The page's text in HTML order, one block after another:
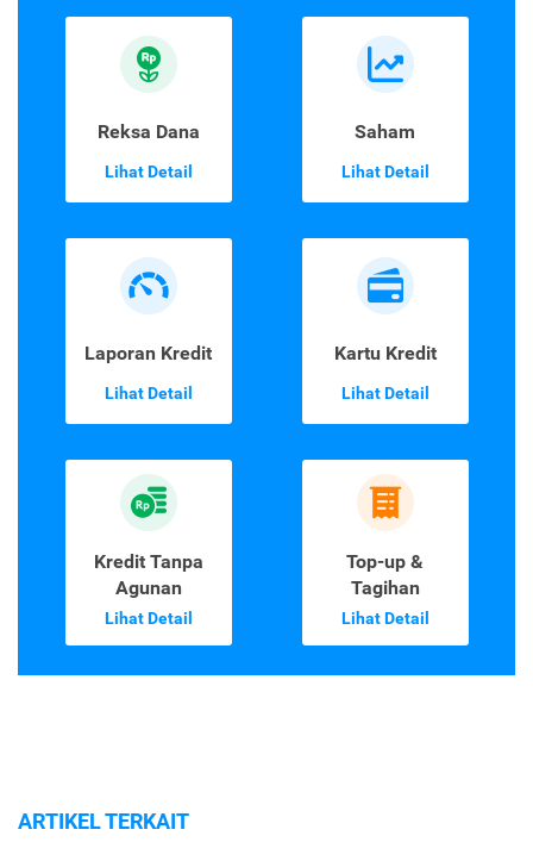
Reksa Dana
Lihat Detail
Saham
Lihat Detail
Laporan Kredit
Lihat Detail
Kartu Kredit
Lihat Detail
Kredit Tanpa
Agunan
Lihat Detail
Top-up &
Tagihan
Lihat Detail
ARTIKEL TERKAIT